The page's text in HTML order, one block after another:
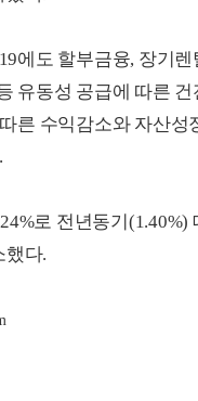
에도 할부금융, 장기
유동성 공급에 따른
른 수익감소와 자산
로 전년동기
했다.